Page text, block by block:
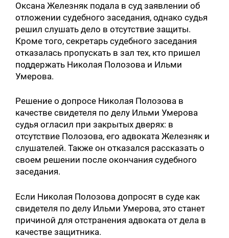
Оксана Железняк подала в суд заявлении об
отложении судебного заседания, однако судья
решил слушать дело в отсутствие защиты.
Кроме того, секретарь судебного заседания
отказалась пропускать в зал тех, кто пришел
поддержать Николая Полозова и Ильми
Умерова.
Решение о допросе Николая Полозова в
качестве свидетеля по делу Ильми Умерова
судья огласил при закрытых дверях: в
отсутствие Полозова, его адвоката Железняк и
слушателей. Также он отказался рассказать о
своем решении после окончания судебного
заседания.
Если Николая Полозова допросят в суде как
свидетеля по делу Ильми Умерова, это станет
причиной для отстранения адвоката от дела в
качестве защитника.